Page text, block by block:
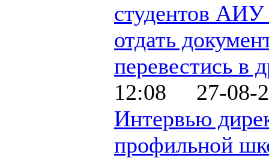
студентов АИУ
отдать
перевестись в
12:08 27-08-
Интервью
профильной